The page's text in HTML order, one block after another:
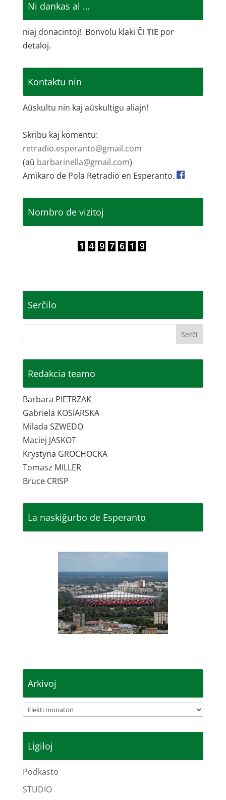
Ni dankas al …
niaj donacintoj! Bonvolu klaki ĈI TIE por
detaloj.
Kontaktu nin
Aŭskultu nin kaj aŭskultigu aliajn!
Skribu kaj komentu:
retradio.esperanto@gmail.com
(aŭ barbarinella@gmail.com)
Amikaro de Pola Retradio en Esperanto.
Nombro de vizitoj
Serĉilo
Redakcia teamo
Barbara PIETRZAK
Gabriela KOSIARSKA
Milada SZWEDO
Maciej JASKOT
Krystyna GROCHOCKA
Tomasz MILLER
Bruce CRISP
La naskiĝurbo de Esperanto
Arkivoj
Arkivoj
Ligiloj
Podkasto
STUDIO